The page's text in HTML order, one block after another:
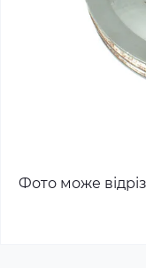
Фото може